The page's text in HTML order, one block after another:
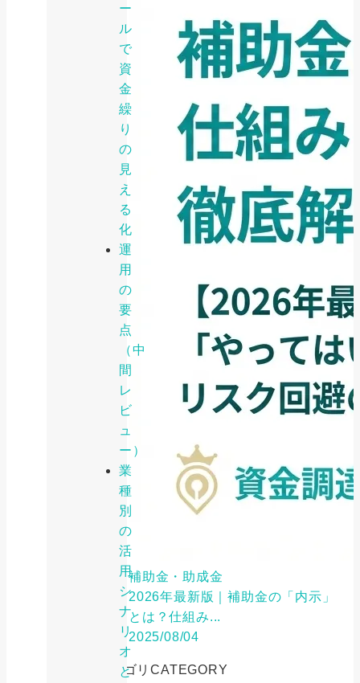
ー
ル
で
資
金
繰
り
の
見
え
る
化
運
用
の
要
点
（中
間
レ
ビ
ュ
ー）
業
種
別
の
活
用
シ
ナ
リ
オ
と
補助金・助成金
2026年最新版｜補助金の「内示」
とは？仕組み...
2025/08/04
カテゴリCATEGORY